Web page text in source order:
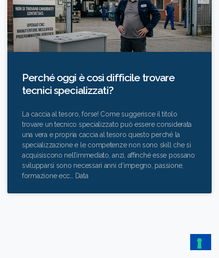
Perché oggi è così difficile trovare
tecnici specializzati?
La caccia al tesoro, forse! Come suggerisce il titolo
trovare un tecnico specializzato può essere considerata
una vera e propria caccia al tesoro questo perché la
specializzazione e le competenze non sono skill che si
acquisiscono nell’immediato, anzi, affinché esse possano
svilupparsi sono necessari anni d’impegno, passione,
formazione ecc… Data